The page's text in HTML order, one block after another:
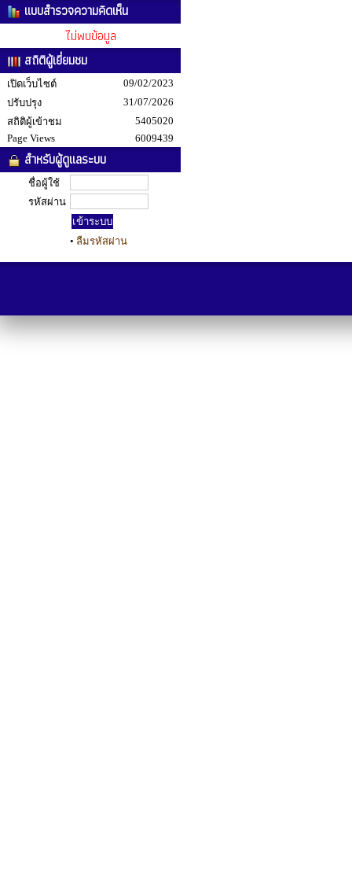
แบบสำรวจความคิดเห็น
ไม่พบข้อมูล
สถิติผู้เยี่ยมชม
เปิดเว็บไซต์
09/02/2023
ปรับปรุง
31/07/2026
สถิติผู้เข้าชม
5405020
Page Views
6009439
สำหรับผู้ดูแลระบบ
ชื่อผู้ใช้
รหัสผ่าน
• ลืมรหัสผ่าน